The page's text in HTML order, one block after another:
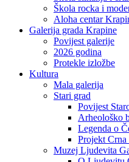
Škola rocka i
Aloha centar
Galerija grada Krapine
Povijest galerije
2026 godina
Protekle izložbe
Kultura
Mala galerija
Stari grad
Povijest
Arheološko
Legenda o
Projekt Crna
Muzej Ljudevita